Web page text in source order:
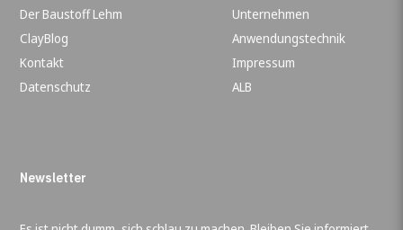
Der Baustoff Lehm
Unternehmen
ClayBlog
Anwendungstechnik
Kontakt
Impressum
Datenschutz
ALB
Newsletter